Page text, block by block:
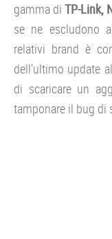
gamma di TP-Link,
se ne escludono
relativi brand è
dell’ultimo update
di scaricare un
tamponare il bug di